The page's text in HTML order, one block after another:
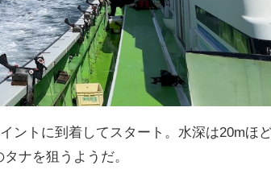
ントに到着してスタート。水深は20mほ
ナを狙うようだ。